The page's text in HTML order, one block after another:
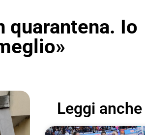
quarantena. Io
Leggi anche